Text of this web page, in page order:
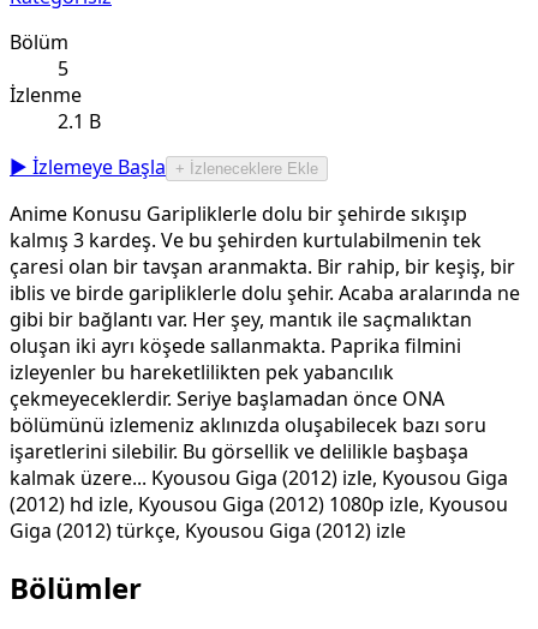
Bölüm
5
İzlenme
2.1 B
▶ İzlemeye Başla
+ İzleneceklere Ekle
Anime Konusu Garipliklerle dolu bir şehirde sıkışıp
kalmış 3 kardeş. Ve bu şehirden kurtulabilmenin tek
çaresi olan bir tavşan aranmakta. Bir rahip, bir keşiş, bir
iblis ve birde garipliklerle dolu şehir. Acaba aralarında ne
gibi bir bağlantı var. Her şey, mantık ile saçmalıktan
oluşan iki ayrı köşede sallanmakta. Paprika filmini
izleyenler bu hareketlilikten pek yabancılık
çekmeyeceklerdir. Seriye başlamadan önce ONA
bölümünü izlemeniz aklınızda oluşabilecek bazı soru
işaretlerini silebilir. Bu görsellik ve delilikle başbaşa
kalmak üzere... Kyousou Giga (2012) izle, Kyousou Giga
(2012) hd izle, Kyousou Giga (2012) 1080p izle, Kyousou
Giga (2012) türkçe, Kyousou Giga (2012) izle
Bölümler